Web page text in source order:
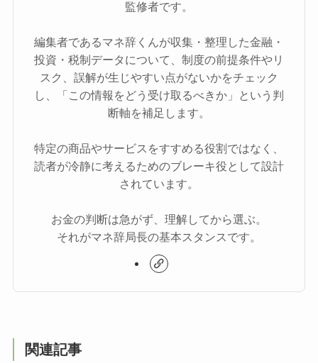
監修者です。
編集者であるマネ辞くんが収集・整理した金融・
投資・税制データについて、制度の前提条件やリ
スク、誤解が生じやすい点がないかをチェック
し、「この情報をどう受け取るべきか」という判
断軸を補足します。
特定の商品やサービスをすすめる役割ではなく、
読者が冷静に考えるためのブレーキ役として設計
されています。
お金の判断は急がず、理解してから選ぶ。
それがマネ辞局長の基本スタンスです。
関連記事